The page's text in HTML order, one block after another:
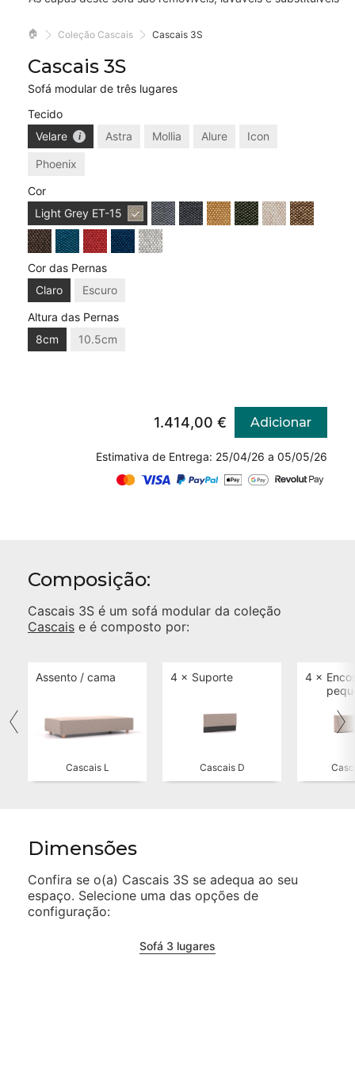
🏠 Coleção Cascais Cascais 3S
Cascais 3S
Sofá modular de três lugares
Tecido
Velare
Astra Mollia Alure Icon
Phoenix
Cor
Light Grey ET-15
Cor das Pernas
Claro
Escuro
Altura das Pernas
8cm
10.5cm
1.414,00 € Adicionar
Estimativa de Entrega: 25/04/26 a 05/05/26
Composição:
Cascais 3S é um sofá modular da coleção
Cascais e é composto por:
Assento / cama
Cascais L
4 × Suporte
Cascais D
4 ×
Dimensões
Confira se o(a) Cascais 3S se adequa ao seu
espaço. Selecione uma das opções de
configuração:
Sofá 3 lugares